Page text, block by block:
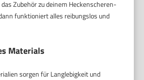
Zubehör zu deinem Heckenscheren-
funktioniert alles reibungslos und
Materials
sorgen für Langlebigkeit und